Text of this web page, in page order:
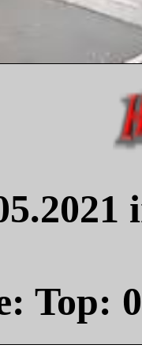
Top: 0